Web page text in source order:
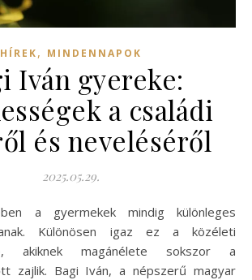
HÍREK, MINDENNAPOK
Iván gyereke:
a családi
és neveléséről
2025.05.29.
Különösen igaz ez a közéleti
akiknek magánélete sokszor a
zajlik. Bagi Iván, a népszerű magyar